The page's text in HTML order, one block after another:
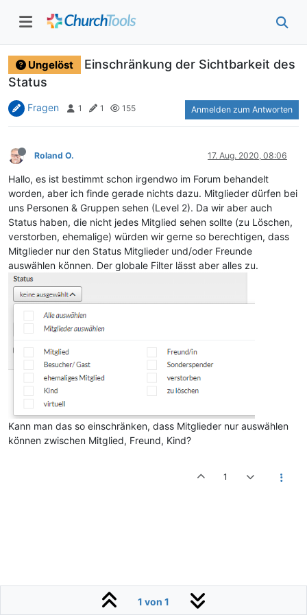
Ungelöst
Einschränkung der Sichtbarkeit des
Status
Fragen 1 1 155 Anmelden zum Antworten
Roland O. 17. Aug. 2020, 08:06
Hallo, es ist bestimmt schon irgendwo im Forum behandelt
worden, aber ich finde gerade nichts dazu. Mitglieder dürfen bei
uns Personen & Gruppen sehen (Level 2). Da wir aber auch
Status haben, die nicht jedes Mitglied sehen sollte (zu Löschen,
verstorben, ehemalige) würden wir gerne so berechtigen, dass
Mitglieder nur den Status Mitglieder und/oder Freunde
auswählen können. Der globale Filter lässt aber alles zu.
Kann man das so einschränken, dass Mitglieder nur auswählen
können zwischen Mitglied, Freund, Kind?
1
1 von 1